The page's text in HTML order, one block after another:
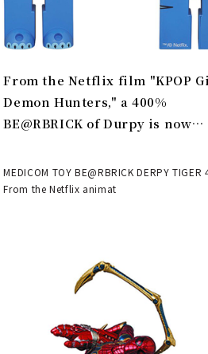
From the Netflix film "KPOP
Demon Hunters," a 400%
BE@RBRICK of Durpy is now
MEDICOM TOY BE@RBRICK DERPY TIGER
From the Netflix animat